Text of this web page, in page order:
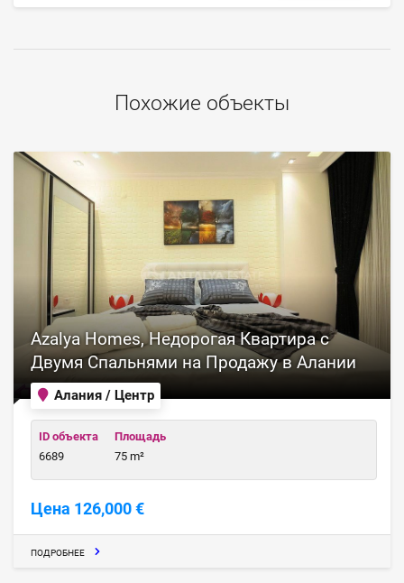
Похожие объекты
Алания / Центр
Azalya Homes, Недорогая Квартира с
Двумя Спальнями на Продажу в Алании
ID объекта
6689
Площадь
75 m²
Цена 126,000 €
ПОДРОБНЕЕ